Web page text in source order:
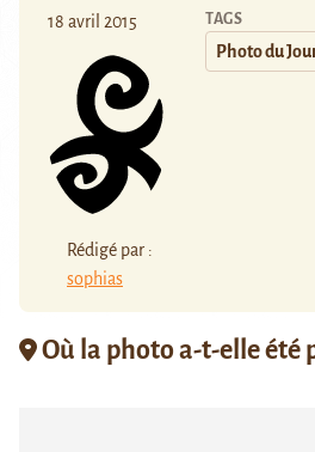
18 avril 2015
Rédigé par :
sophias
TAGS
Photo du
Où la photo a-t-elle été